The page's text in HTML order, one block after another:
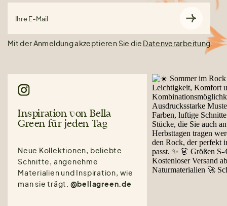
Ihre E-Mail
Mit der Anmeldung akzeptieren Sie die Datenverarbeitung.
Inspiration von Bella
Green für jeden Tag
Neue Kollektionen, beliebte
Schnitte, angenehme
Materialien und Inspiration, wie
man sie trägt. @bellagreen.de